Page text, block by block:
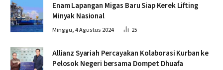
Enam Lapangan Migas Baru Siap Kerek Lifting
Minyak Nasional
Minggu, 4 Agustus 2024 25
Allianz Syariah Percayakan Kolaborasi Kurban ke
Pelosok Negeri bersama Dompet Dhuafa